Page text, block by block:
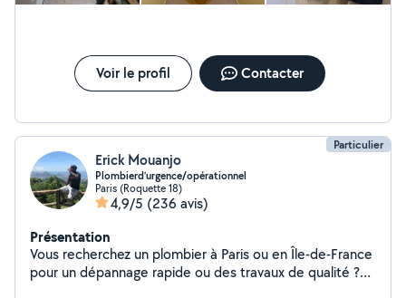
Voir le profil Contacter
Particulier
Erick Mouanjo
Plombierd’urgence/opérationnel
Paris (Roquette 18)
4,9/5 (236 avis)
Présentation
Vous recherchez un plombier à Paris ou en Île-de-France
pour un dépannage rapide ou des travaux de qualité ?